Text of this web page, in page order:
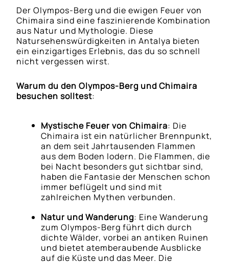
Der Olympos-Berg und die ewigen Feuer von
Chimaira sind eine faszinierende Kombination
aus Natur und Mythologie. Diese
Natursehenswürdigkeiten in Antalya bieten
ein einzigartiges Erlebnis, das du so schnell
nicht vergessen wirst.
Warum du den Olympos-Berg und Chimaira
besuchen solltest:
Mystische Feuer von Chimaira: Die
Chimaira ist ein natürlicher Brennpunkt,
an dem seit Jahrtausenden Flammen
aus dem Boden lodern. Die Flammen, die
bei Nacht besonders gut sichtbar sind,
haben die Fantasie der Menschen schon
immer beflügelt und sind mit
zahlreichen Mythen verbunden.
Natur und Wanderung: Eine Wanderung
zum Olympos-Berg führt dich durch
dichte Wälder, vorbei an antiken Ruinen
und bietet atemberaubende Ausblicke
auf die Küste und das Meer. Die